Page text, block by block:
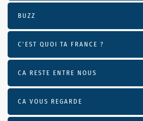
BUZZ
C'EST QUOI TA FRANCE ?
CA RESTE ENTRE NOUS
CA VOUS REGARDE